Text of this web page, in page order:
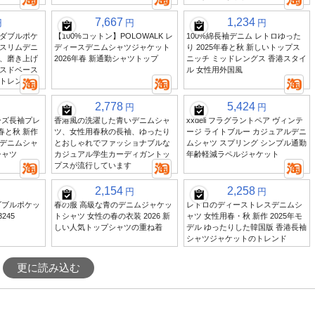
ブルポケ
リムデニ
磨き上げ
ドベース
レンド
7,667 円
【100%コットン】POLOWALK レ
ディースデニムシャツジャケット
2026年春 新通勤シャツトップ
1,234 円
100%綿長袖デニム レトロゆった
り 2025年春と秋 新しいトップス
ニッチ ミッドレングス 香港スタイ
ル 女性用外国風
長袖プレ
と秋 新作
ニムシャ
ツ
2,778 円
香港風の洗濯した青いデニムシャ
ツ、女性用春秋の長袖、ゆったり
とおしゃれでファッショナブルな
カジュアル学生カーディガントッ
プスが流行しています
5,424 円
xxdeli フラグラントペア ヴィンテ
ージ ライトブルー カジュアルデニ
ムシャツ スプリング シンプル通勤
年齢軽減ラペルジャケット
ルポケッ
2,154 円
春の服 高級な青のデニムジャケッ
トシャツ 女性の春の衣装 2026 新
しい人気トップシャツの重ね着
2,258 円
レトロのディーストレスデニムシ
ャツ 女性用春・秋 新作 2025年モ
デル ゆったりした韓国版 香港長袖
シャツジャケットのトレンド
更に読み込む